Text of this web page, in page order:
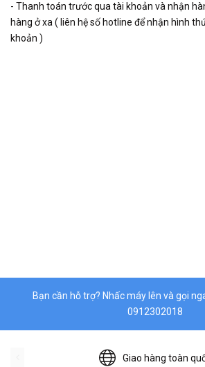
- Thanh toán trước qua tài khoản và nhận
hàng ở xa ( liên hệ số hotline để nhận hình
khoản )
Bạn cần hỗ trợ? Nhấc máy lên và gọi
0912302018
Giao hàng toàn